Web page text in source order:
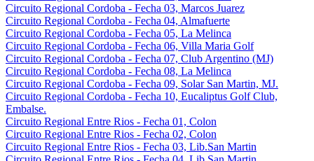
Circuito Regional Cordoba - Fecha 03, Marcos Juarez
Circuito Regional Cordoba - Fecha 04, Almafuerte
Circuito Regional Cordoba - Fecha 05, La Melinca
Circuito Regional Cordoba - Fecha 06, Villa Maria Golf
Circuito Regional Cordoba - Fecha 07, Club Argentino (MJ)
Circuito Regional Cordoba - Fecha 08, La Melinca
Circuito Regional Cordoba - Fecha 09, Solar San Martin, MJ.
Circuito Regional Cordoba - Fecha 10, Eucaliptus Golf Club,
Embalse.
Circuito Regional Entre Rios - Fecha 01, Colon
Circuito Regional Entre Rios - Fecha 02, Colon
Circuito Regional Entre Rios - Fecha 03, Lib.San Martin